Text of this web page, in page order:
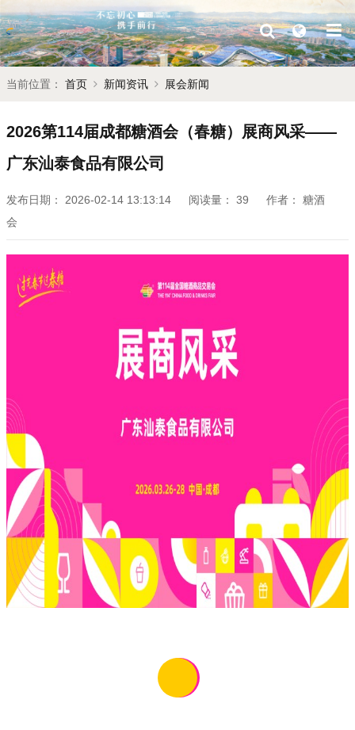
当前位置： 首页 新闻资讯 展会新闻
2026第114届成都糖酒会（春糖）展商风采——
广东汕泰食品有限公司
发布日期： 2026-02-14 13:13:14 阅读量： 39 作者：
糖酒
会